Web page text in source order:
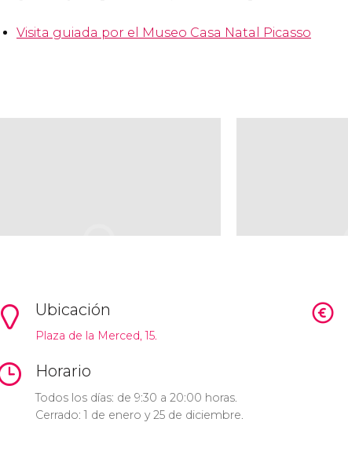
Visita guiada por el Museo Casa Natal Picasso
Ubicación
Plaza de la Merced, 15.
Horario
Todos los días: de 9:30 a 20:00 horas.
Cerrado: 1 de enero y 25 de diciembre.